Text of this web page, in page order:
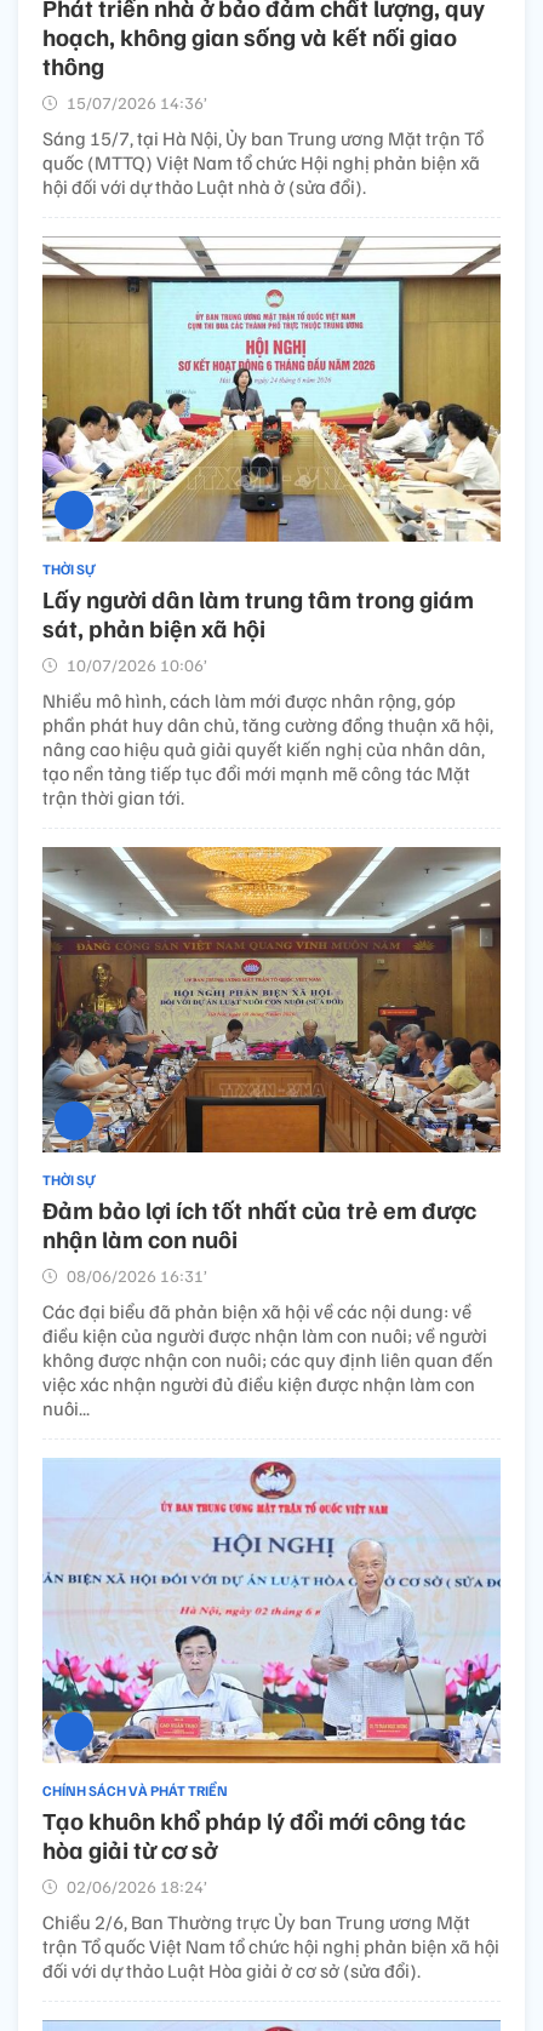
Phát triển nhà ở bảo đảm chất lượng, quy
hoạch, không gian sống và kết nối giao
thông
15/07/2026 14:36’
Sáng 15/7, tại Hà Nội, Ủy ban Trung ương Mặt trận Tổ
quốc (MTTQ) Việt Nam tổ chức Hội nghị phản biện xã
hội đối với dự thảo Luật nhà ở (sửa đổi).
THỜI SỰ
Lấy người dân làm trung tâm trong giám
sát, phản biện xã hội
10/07/2026 10:06’
Nhiều mô hình, cách làm mới được nhân rộng, góp
phần phát huy dân chủ, tăng cường đồng thuận xã hội,
nâng cao hiệu quả giải quyết kiến nghị của nhân dân,
tạo nền tảng tiếp tục đổi mới mạnh mẽ công tác Mặt
trận thời gian tới.
THỜI SỰ
Đảm bảo lợi ích tốt nhất của trẻ em được
nhận làm con nuôi
08/06/2026 16:31’
Các đại biểu đã phản biện xã hội về các nội dung: về
điều kiện của người được nhận làm con nuôi; về người
không được nhận con nuôi; các quy định liên quan đến
việc xác nhận người đủ điều kiện được nhận làm con
nuôi...
CHÍNH SÁCH VÀ PHÁT TRIỂN
Tạo khuôn khổ pháp lý đổi mới công tác
hòa giải từ cơ sở
02/06/2026 18:24’
Chiều 2/6, Ban Thường trực Ủy ban Trung ương Mặt
trận Tổ quốc Việt Nam tổ chức hội nghị phản biện xã hội
đối với dự thảo Luật Hòa giải ở cơ sở (sửa đổi).